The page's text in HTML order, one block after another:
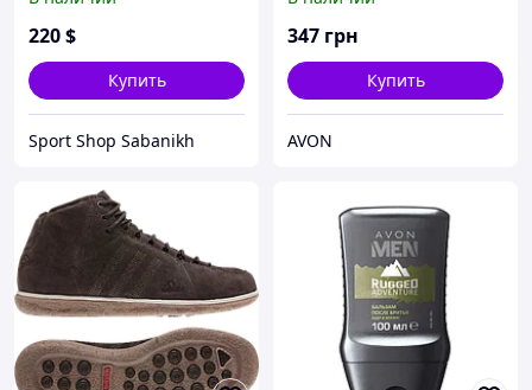
220$
Купить
Sport Shop Sabanikh
Him, коллекция Today
Tomorrow Always, Avon
347 грн
Купить
AVON